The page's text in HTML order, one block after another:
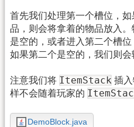
首先我们处理第一个槽位，
品，则会将拿着的物品放入
是空的，或者进入第二个槽
如果第二个是空的，我们则会
注意我们将 ItemStack 插
样不会随着玩家的
DemoBlock.java